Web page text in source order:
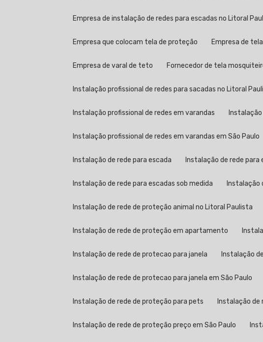
Empresa de instalação de redes para escadas no Litoral
Empresa que colocam tela de proteção Empresa de
Empresa de varal de teto Fornecedor de tela
Instalação profissional de redes para sacadas no Litoral
Instalação profissional de redes em varandas
Instalação profissional de redes em varandas em São Paulo
Instalação de rede para escada Instalação de rede para
Instalação de rede para escadas sob medida Instalação
Instalação de rede de proteção animal no Litoral Paulista
Instalação de rede de proteção em apartamento
Instalação de rede de protecao para janela Instalação
Instalação de rede de protecao para janela em São Paulo
Instalação de rede de proteção para pets Instalação de
Instalação de rede de proteção preço em São Paulo